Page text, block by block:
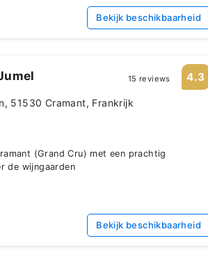
Bekijk beschikbaarheid
15 reviews 4.3
51530 Cramant, Frankrijk
(Grand Cru) met een prachtig
de wijngaarden
Bekijk beschikbaarheid